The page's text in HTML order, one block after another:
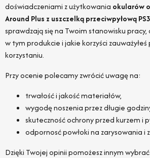
doświadczeniami z użytkowania okularów
Around Plus z uszczelką przeciwpyłową
sprawdzają się na Twoim stanowisku
w tym produkcie i jakie korzyści zauważyłeś
korzystaniu.
Przy ocenie polecamy zwrócić uwagę na:
trwałość i jakość materiałów,
wygodę noszenia przez długie
skuteczność ochrony przed kurzem i
odpornosć powłoki na zarysowania i
Dzięki Twojej opinii pomożesz innym